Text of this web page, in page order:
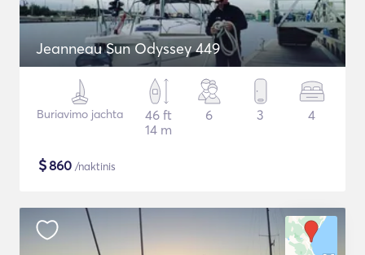
Jeanneau Sun Odyssey 449
Buriavimo jachta
46 ft
14 m
6 3 4
$860 /naktinis